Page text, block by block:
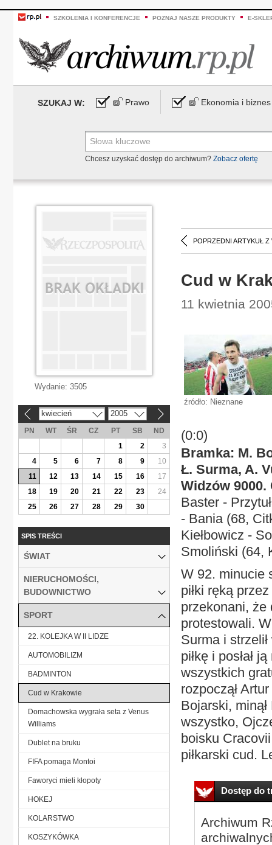
SZKOLENIA I KONFERENCJE POZNAJ NASZE PRODUKTY E-
SZUKAJ W: Prawo Ekonomia i biznes
Chcesz uzyskać dostęp do archiwum? Zobacz ofertę
POPRZEDNI ARTYKUŁ Z
Cud w
11 kwietnia
źródło: Nieznane
(0:0)
Bramka: M.
Ł. Surma, A.
Widzów 9000.
Baster -
- Bania (68,
Kiełbowicz -
Smoliński (64,
W 92. minucie
piłki ręką
przekonani, że
protestowali.
Surma i
piłkę i posłał
wszystkich
rozpoczął
Bojarski,
wszystko,
boisku
piłkarski cud.
Dostęp do
Archiwum
Wydanie: 3505
kwiecień 2005
PN WT ŚR CZ PT SB
ND
1
2
3
4
5 6 7 8 9
10
11
12 13 14 15 16
17
18
19 20 21 22 23
24
25
26 27 28 29 30
SPIS TREŚCI
ŚWIAT
NIERUCHOMOŚCI,
BUDOWNICTWO
SPORT
22. KOLEJKA W II LIDZE
AUTOMOBILIZM
BADMINTON
Cud w Krakowie
Domachowska wygrała seta z Venus
Williams
Dublet na bruku
FIFA pomaga Montoi
Faworyci mieli kłopoty
HOKEJ
KOLARSTWO
KOSZYKÓWKA